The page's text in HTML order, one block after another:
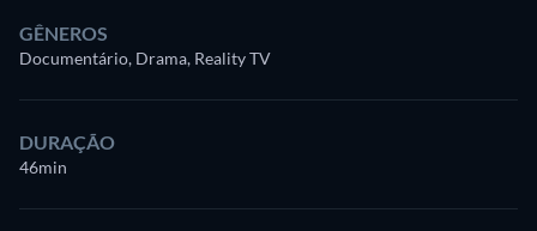
GÊNEROS
Documentário, Drama, Reality TV
DURAÇÃO
46min